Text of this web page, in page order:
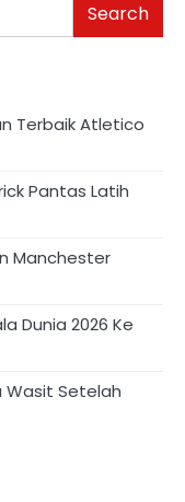
Search
Terbaik Atletico
Pantas Latih
Manchester
Dunia 2026 Ke
Wasit Setelah